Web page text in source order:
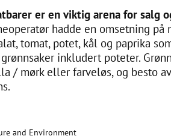
er en viktig arena for salg
hadde en omsetning på
tomat, potet, kål og paprika
inkludert poteter.
/ mørk eller farveløs, og besto
and Environment